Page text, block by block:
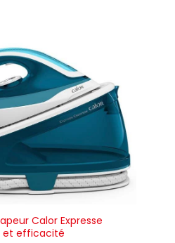
Calor Expresse
et efficacité